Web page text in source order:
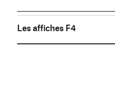
Les affiches F4